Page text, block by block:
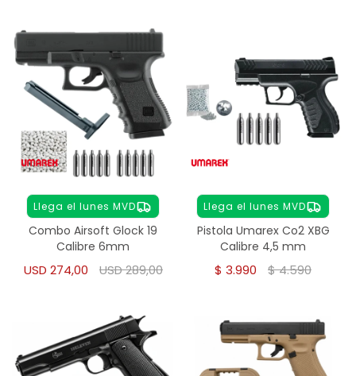
Llega el lunes MVD
Combo Airsoft Glock 19
Calibre 6mm
USD 274,00 USD289,00
Llega el lunes MVD
Pistola Umarex Co2 XBG
Calibre 4,5 mm
$ 3.990 $4.590